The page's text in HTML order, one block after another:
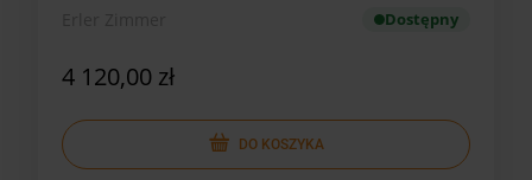
Dostępny
4 120,00 zł
DO KOSZYKA